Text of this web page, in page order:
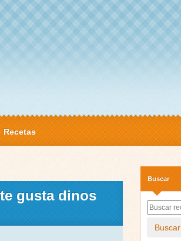
Recetas
gusta dinos
Buscar
Buscar